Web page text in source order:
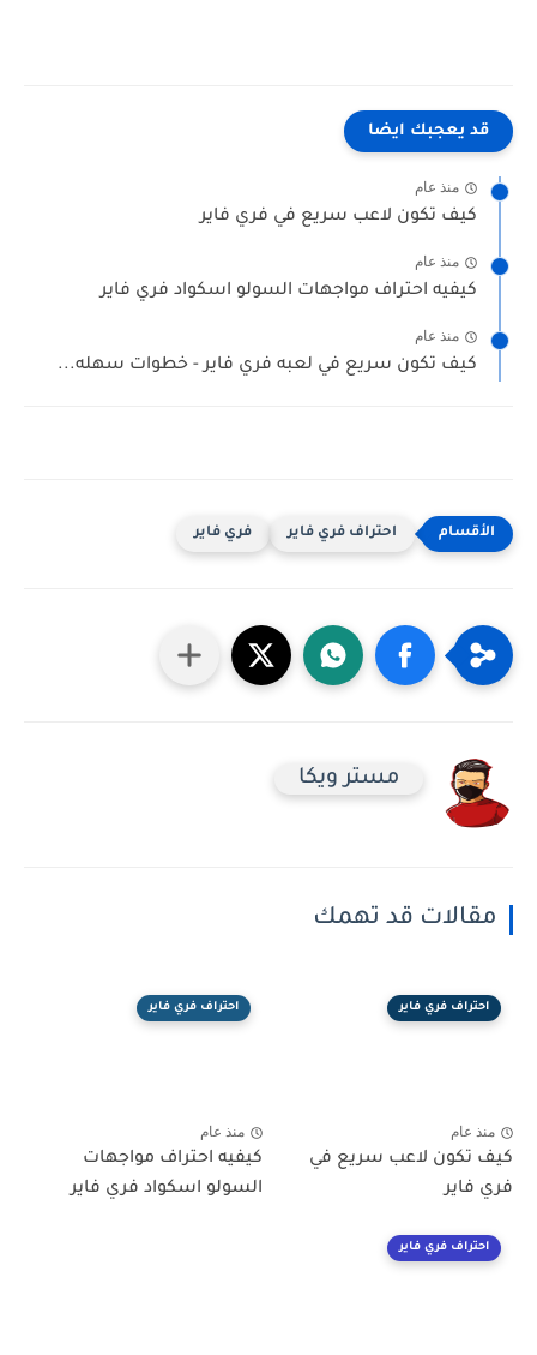
قد يعجبك ايضا
منذ عام
كيف تكون لاعب سريع في فري فاير
منذ عام
كيفيه احتراف مواجهات السولو اسكواد فري فاير
منذ عام
كيف تكون سريع في لعبه فري فاير - خطوات سهله...
احتراف فري فاير فري فاير
مستر ويكا
مقالات قد تهمك
احتراف فري فاير
منذ عام
كيف تكون لاعب سريع في
فري فاير
احتراف فري فاير
منذ عام
كيفيه احتراف مواجهات
السولو اسكواد فري فاير
احتراف فري فاير